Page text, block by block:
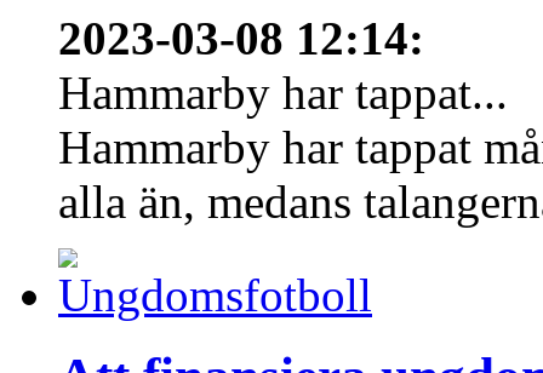
2023-03-08 12:14:
Hammarby har tappat...
Hammarby har tappat
alla än, medans